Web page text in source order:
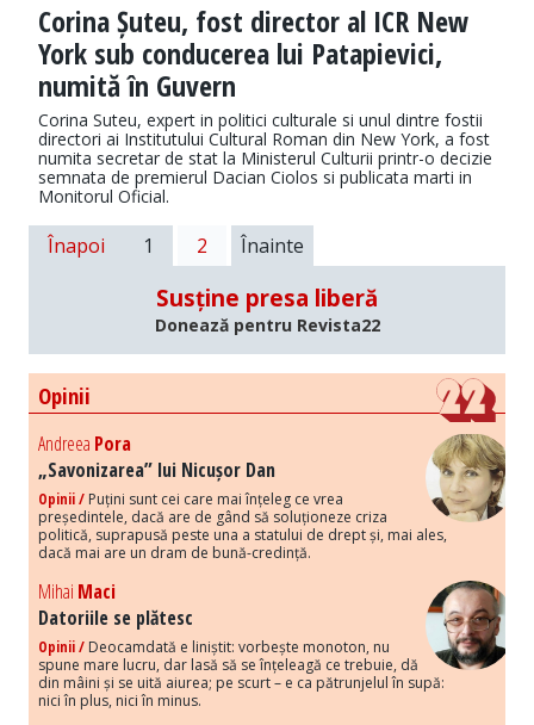
Corina Șuteu, fost director al ICR New
York sub conducerea lui Patapievici,
numită în Guvern
Corina Suteu, expert in politici culturale si unul dintre fostii
directori ai Institutului Cultural Roman din New York, a fost
numita secretar de stat la Ministerul Culturii printr-o decizie
semnata de premierul Dacian Ciolos si publicata marti in
Monitorul Oficial.
Înapoi 1 2 Înainte
Susține presa liberă
Donează pentru Revista22
Opinii
Andreea Pora
„Savonizarea” lui Nicușor Dan
Opinii / Puțini sunt cei care mai înțeleg ce vrea
președintele, dacă are de gând să soluționeze criza
politică, suprapusă peste una a statului de drept și, mai ales,
dacă mai are un dram de bună-credință.
Mihai Maci
Datoriile se plătesc
Opinii / Deocamdată e liniștit: vorbește monoton, nu
spune mare lucru, dar lasă să se înțeleagă ce trebuie, dă
din mâini și se uită aiurea; pe scurt – e ca pătrunjelul în supă:
nici în plus, nici în minus.